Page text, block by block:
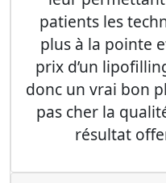
patients les
plus à la pointe
prix d’un
donc un vrai bon
pas cher la
résultat